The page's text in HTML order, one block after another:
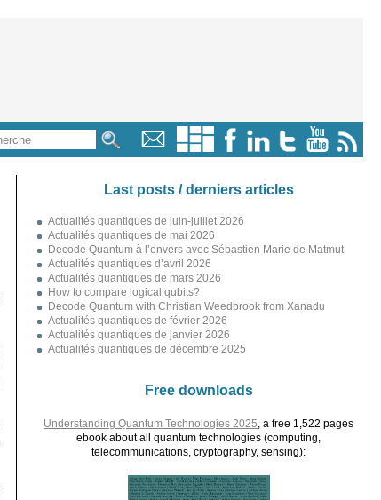
Last posts / derniers articles
Actualités quantiques de juin-juillet 2026
Actualités quantiques de mai 2026
Decode Quantum à l’envers avec Sébastien Marie de Matmut
Actualités quantiques d’avril 2026
Actualités quantiques de mars 2026
How to compare logical qubits?
Decode Quantum with Christian Weedbrook from Xanadu
Actualités quantiques de février 2026
Actualités quantiques de janvier 2026
Actualités quantiques de décembre 2025
Free downloads
Understanding Quantum Technologies 2025 , a free 1,522 pages
ebook about all quantum technologies (computing,
telecommunications, cryptography, sensing):